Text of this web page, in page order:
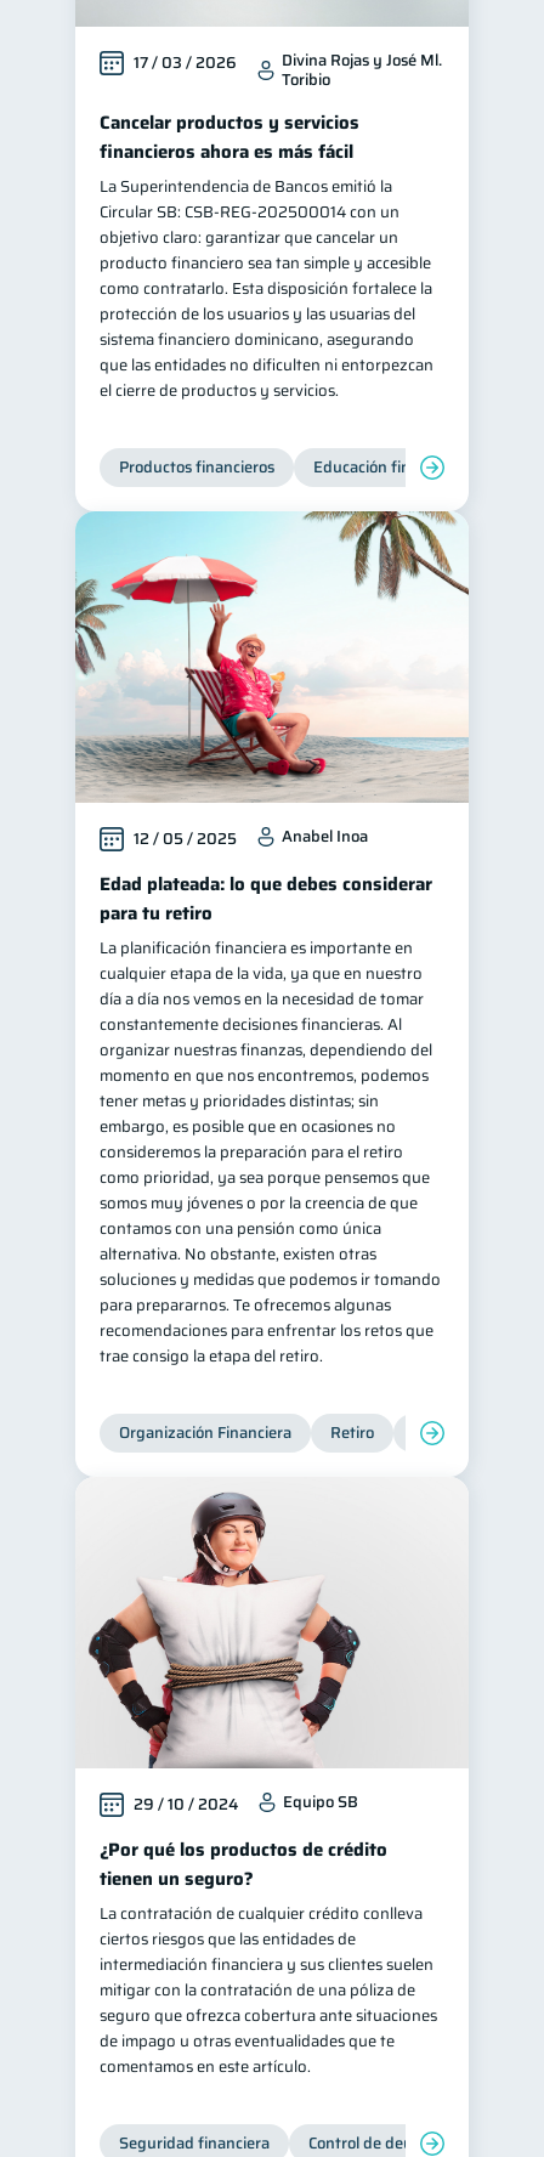
17 / 03 / 2026 Divina Rojas y José Ml.
Toribio
Cancelar productos y servicios
financieros ahora es más fácil
La Superintendencia de Bancos emitió la
Circular SB: CSB‑REG‑202500014 con un
objetivo claro: garantizar que cancelar un
producto financiero sea tan simple y accesible
como contratarlo. Esta disposición fortalece la
protección de los usuarios y las usuarias del
sistema financiero dominicano, asegurando
que las entidades no dificulten ni entorpezcan
el cierre de productos y servicios.
Productos financieros Educación financiera
12 / 05 / 2025 Anabel Inoa
Edad plateada: lo que debes considerar
para tu retiro
La planificación financiera es importante en
cualquier etapa de la vida, ya que en nuestro
día a día nos vemos en la necesidad de tomar
constantemente decisiones financieras. Al
organizar nuestras finanzas, dependiendo del
momento en que nos encontremos, podemos
tener metas y prioridades distintas; sin
embargo, es posible que en ocasiones no
consideremos la preparación para el retiro
como prioridad, ya sea porque pensemos que
somos muy jóvenes o por la creencia de que
contamos con una pensión como única
alternativa. No obstante, existen otras
soluciones y medidas que podemos ir tomando
para prepararnos. Te ofrecemos algunas
recomendaciones para enfrentar los retos que
trae consigo la etapa del retiro.
Organización Financiera Retiro Cuenta
29 / 10 / 2024 Equipo SB
¿Por qué los productos de crédito
tienen un seguro?
La contratación de cualquier crédito conlleva
ciertos riesgos que las entidades de
intermediación financiera y sus clientes suelen
mitigar con la contratación de una póliza de
seguro que ofrezca cobertura ante situaciones
de impago u otras eventualidades que te
comentamos en este artículo.
Seguridad financiera Control de deudas